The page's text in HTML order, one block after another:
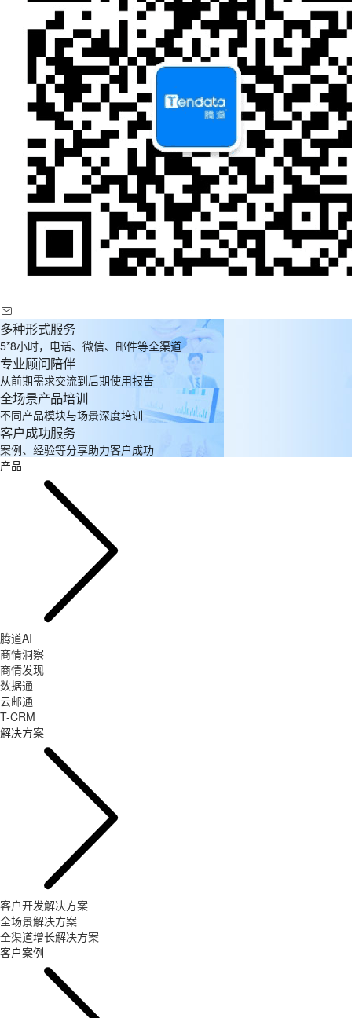
多种形式服务
5*8小时，电话、微信、邮件等全渠道
专业顾问陪伴
从前期需求交流到后期使用报告
全场景产品培训
不同产品模块与场景深度培训
客户成功服务
案例、经验等分享助力客户成功
产品
腾道AI
商情洞察
商情发现
数据通
云邮通
T-CRM
解决方案
客户开发解决方案
全场景解决方案
全渠道增长解决方案
客户案例